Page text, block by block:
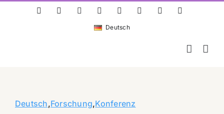
ResearchGate
LinkedInBluesky InstagramFacebookYouTube
Deutsch
Deutsch,Forschung,Konferenz